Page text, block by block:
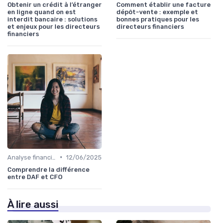
Obtenir un crédit à l’étranger
en ligne quand on est
interdit bancaire : solutions
et enjeux pour les directeurs
financiers
Comment établir une facture
dépôt-vente : exemple et
bonnes pratiques pour les
directeurs financiers
• 12/06/2025
Comprendre la différence
entre DAF et CFO
À lire aussi